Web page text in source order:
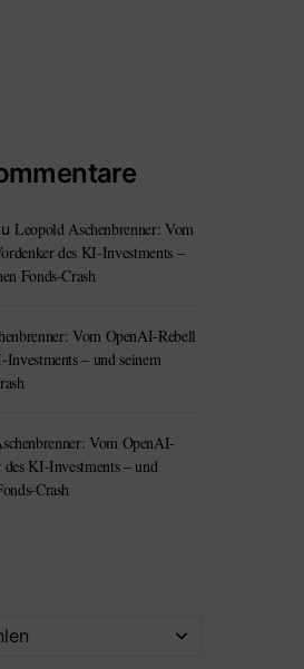
Leopold Aschenbrenner: Vom
des KI-Investments –
Fonds-Crash
Vom OpenAI-Rebell
– und seinem
Vom OpenAI-
KI-Investments – und
Crash